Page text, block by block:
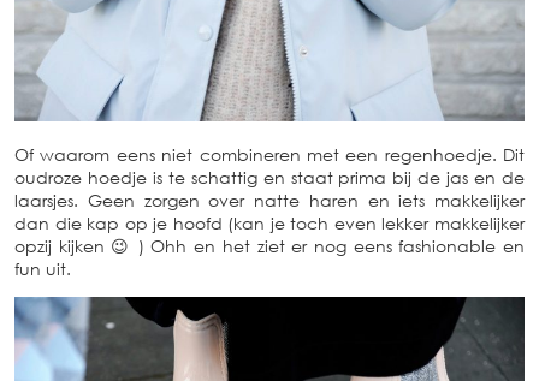
Of waarom eens niet combineren met een regenhoedje. Dit
oudroze hoedje is te schattig en staat prima bij de jas en de
laarsjes. Geen zorgen over natte haren en iets makkelijker
dan die kap op je hoofd (kan je toch even lekker makkelijker
opzij kijken 😉 ) Ohh en het ziet er nog eens fashionable en
fun uit.